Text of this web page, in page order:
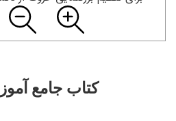
کتاب جامع آموزش